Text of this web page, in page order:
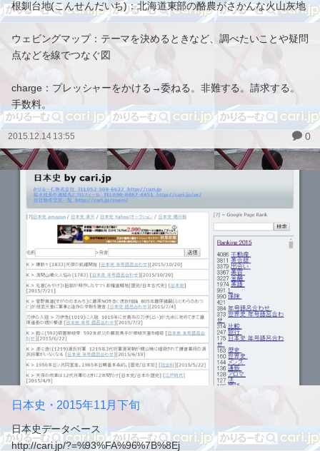
根釧台地(こんせんだいち)：北海道東部の酪農がさかんな火山灰地
ウェビングマップ：テーマを決めるときなど、調べたいことや疑問
点などを線でつなぐ図
charge：プレッシャーをかける→委ねる。非難する。請求する。
手数料。
2015.12.14 13:55 0
日本史・2015年11月下旬
日本史データベース
http://cari.jp/?=%93%FA%96%7B%8Ej